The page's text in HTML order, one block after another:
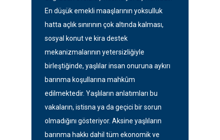
En düşük emekli maaşlarının yoksulluk
hatta açlık sınırının çok altında kalması,
sosyal konut ve kira destek
mekanizmalarının yetersizliğiyle
birleştiğinde, yaşlılar insan onuruna aykırı
barınma koşullarına mahkûm
edilmektedir. Yaşlıların anlatımları bu
vakaların, istisna ya da geçici bir sorun
olmadığını gösteriyor. Aksine yaşlıların
barınma hakkı dahil tüm ekonomik ve